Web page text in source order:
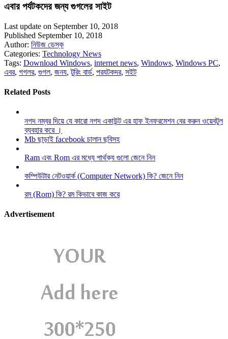
এবার পর্যটকদের জন্য গুগলের সাইট
Last update on September 10, 2018
Published September 10, 2018
Author: নিউজ ডেস্ক
Categories: Technology News
Tags: Download Windows, internet news, Windows, Windows PC,
এবর, গগলর, গুগল, জনয,টুরিং বার্ড, পরযটকদর, সইট
Related Posts
নগদ নম্বর দিয়ে যে কারো নগদ একাউন্ট এর হাফ ইনফরমেশন বের করুন ওয়েবটুল
ব্যবহার করে ।
Mb ছাড়াই facebook চালান ছবিসহ
Ram এবং Rom এর মধ্যে পার্থক্য গুলো জেনে নিন
কম্পিউটার নেটওয়ার্ক (Computer Network) কি? জেনে নিন
রম (Rom) কি? রম কিভাবে কাজ করে
Advertisement